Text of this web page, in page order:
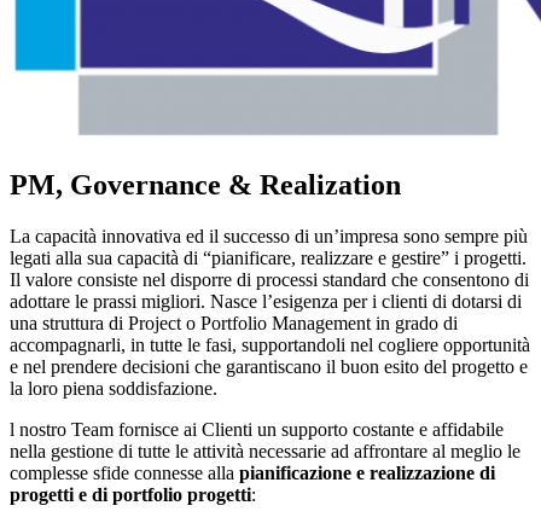
PM, Governance & Realization
La capacità innovativa ed il successo di un’impresa sono sempre più
legati alla sua capacità di “pianificare, realizzare e gestire” i progetti.
Il valore consiste nel disporre di processi standard che consentono di
adottare le prassi migliori. Nasce l’esigenza per i clienti di dotarsi di
una struttura di Project o Portfolio Management in grado di
accompagnarli, in tutte le fasi, supportandoli nel cogliere opportunità
e nel prendere decisioni che garantiscano il buon esito del progetto e
la loro piena soddisfazione.
l nostro Team fornisce ai Clienti un supporto costante e affidabile
nella gestione di tutte le attività necessarie ad affrontare al meglio le
complesse sfide connesse alla pianificazione e realizzazione di
progetti e di portfolio progetti: